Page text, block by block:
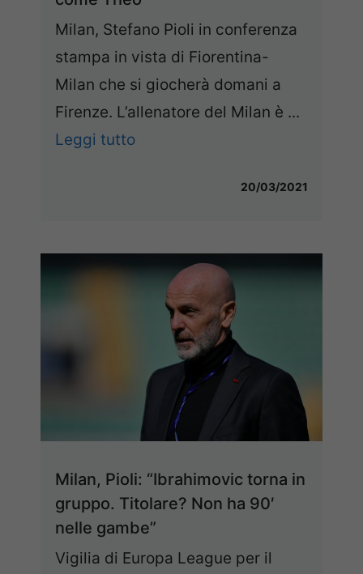
Milan, Stefano Pioli in conferenza
stampa in vista di Fiorentina-
Milan che si giocherà domani a
Firenze. L’allenatore del Milan è ...
Leggi tutto
20/03/2021
Milan, Pioli: “Ibrahimovic torna in
gruppo. Titolare? Non ha 90′
nelle gambe”
Vigilia di Europa League per il